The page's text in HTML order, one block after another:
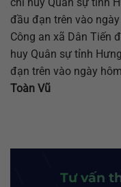
Công an xã Dân Tiến
huy Quân sự tỉnh
đạn trên vào ngày
Toàn Vũ
Tư vấn